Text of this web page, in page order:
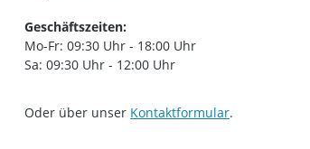
Geschäftszeiten:
Mo-Fr: 09:30 Uhr - 18:00 Uhr
Sa: 09:30 Uhr - 12:00 Uhr
Oder über unser Kontaktformular.